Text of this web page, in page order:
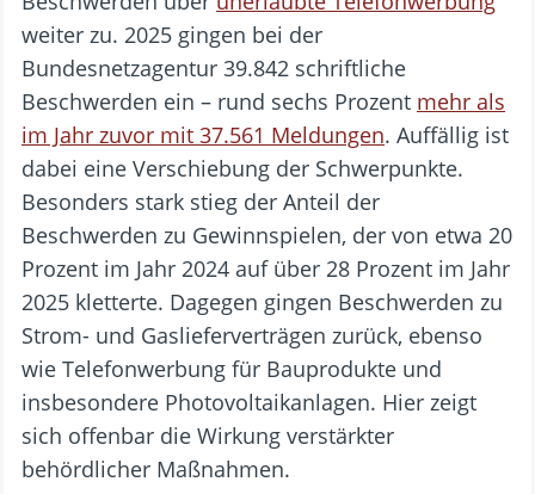
weiter zu. 2025 gingen bei der
Bundesnetzagentur 39.842 schriftliche
Beschwerden ein – rund sechs Prozent mehr als
im Jahr zuvor mit 37.561 Meldungen. Auffällig ist
dabei eine Verschiebung der Schwerpunkte.
Besonders stark stieg der Anteil der
Beschwerden zu Gewinnspielen, der von etwa 20
Prozent im Jahr 2024 auf über 28 Prozent im Jahr
2025 kletterte. Dagegen gingen Beschwerden zu
Strom- und Gaslieferverträgen zurück, ebenso
wie Telefonwerbung für Bauprodukte und
insbesondere Photovoltaikanlagen. Hier zeigt
sich offenbar die Wirkung verstärkter
behördlicher Maßnahmen.